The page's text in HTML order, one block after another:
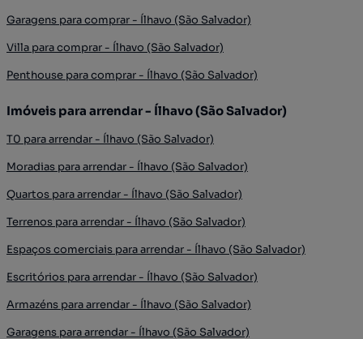
Garagens para comprar - Ílhavo (São Salvador)
Villa para comprar - Ílhavo (São Salvador)
Penthouse para comprar - Ílhavo (São Salvador)
Imóveis para arrendar - Ílhavo (São Salvador)
T0 para arrendar - Ílhavo (São Salvador)
Moradias para arrendar - Ílhavo (São Salvador)
Quartos para arrendar - Ílhavo (São Salvador)
Terrenos para arrendar - Ílhavo (São Salvador)
Espaços comerciais para arrendar - Ílhavo (São Salvador)
Escritórios para arrendar - Ílhavo (São Salvador)
Armazéns para arrendar - Ílhavo (São Salvador)
Garagens para arrendar - Ílhavo (São Salvador)